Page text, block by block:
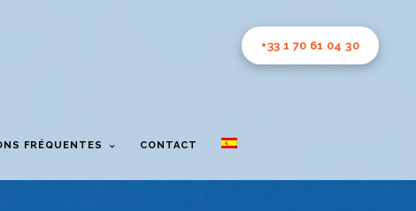
+33 1 70 61 04 30
FRÉQUENTES CONTACT